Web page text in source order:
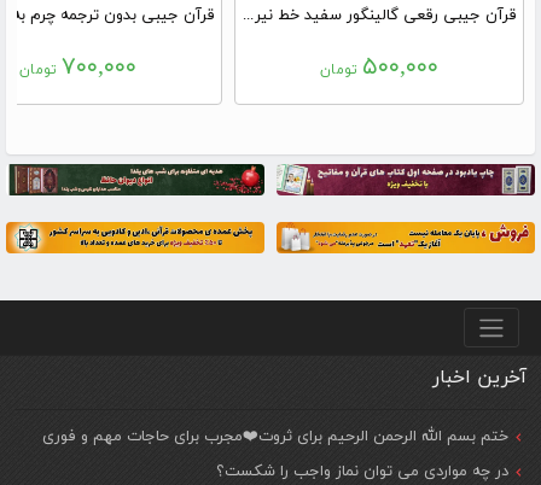
قرآن جیبی رقعی گالینگور سفید خط نیریزی بدون قاب
۵۰۰,۰۰۰ تومان ۷۰۰,۰۰۰ تومان
منو پایین
آخرین اخبار
ختم بسم الله الرحمن الرحیم برای ثروت❤️مجرب برای حاجات مهم و فوری
در چه مواردی می توان نماز واجب را شکست؟